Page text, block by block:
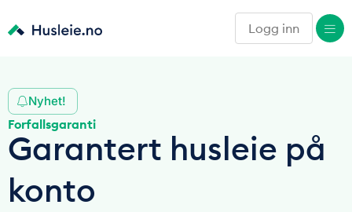
Logg inn
Nyhet!
Forfallsgaranti
Garantert husleie på
konto